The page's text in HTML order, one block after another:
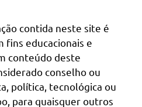
contida neste site é
fins educacionais e
conteúdo deste
conselho ou
política, tecnológica ou
para quaisquer outros